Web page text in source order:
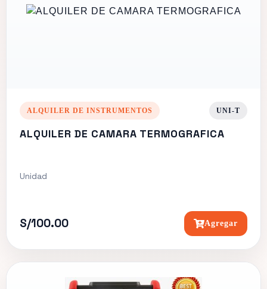
ALQUILER DE INSTRUMENTOS UNI-T
ALQUILER DE CAMARA TERMOGRAFICA
Unidad
S/100.00 Agregar